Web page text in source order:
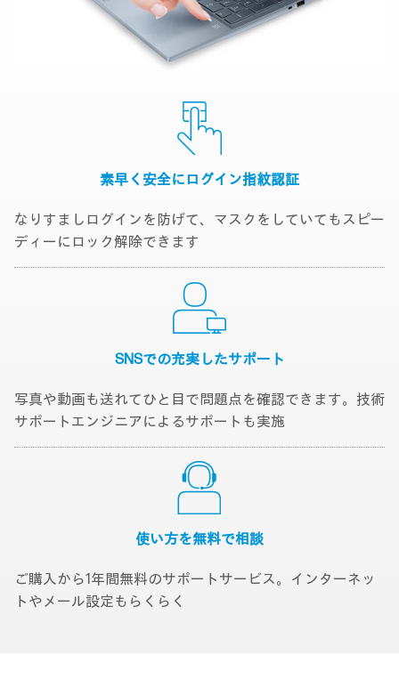
素早く安全にログイン指紋認証
なりすましログインを防げて、マスクをしていてもスピー
ディーにロック解除できます
SNSでの充実したサポート
写真や動画も送れてひと目で問題点を確認できます。技術
サポートエンジニアによるサポートも実施
使い方を無料で相談
ご購入から1年間無料のサポートサービス。インターネッ
トやメール設定もらくらく